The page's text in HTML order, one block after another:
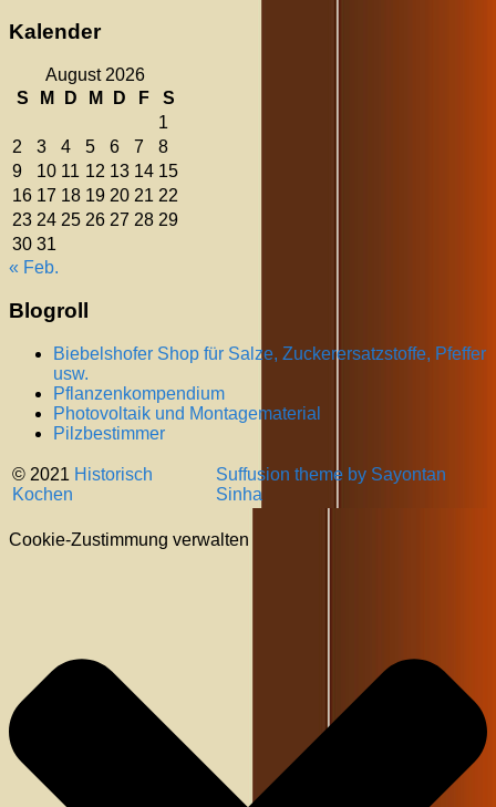
Kalender
August 2026
S
M D M D F
S
1
2
3 4 5 6 7
8
9
10 11 12 13 14 15
16 17 18 19 20 21 22
23 24 25 26 27 28 29
30 31
« Feb.
Blogroll
Biebelshofer Shop für Salze, Zuckerersatzstoffe, Pfeffer
usw.
Pflanzenkompendium
Photovoltaik und Montagematerial
Pilzbestimmer
© 2021 Historisch
Kochen
Suffusion theme by Sayontan
Sinha
Cookie-Zustimmung verwalten